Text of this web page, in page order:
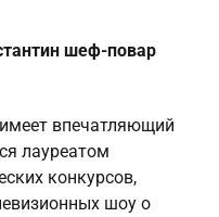
шеф-повар
впечатляющий
лауреатом
конкурсов,
шоу о